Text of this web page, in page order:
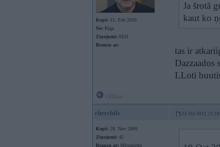
Kopš: 15. Feb 2010
No: Rīga
Ziņojumi: 6631
Braucu ar:
Ja šrotā
kaut ko
tas ir
Dazzaados
LLoti
cherchils 23. Oct 2012, 21:10
Kopš: 28. Nov 2009
Ziņojumi: 42
Braucu ar: Mitsubishi